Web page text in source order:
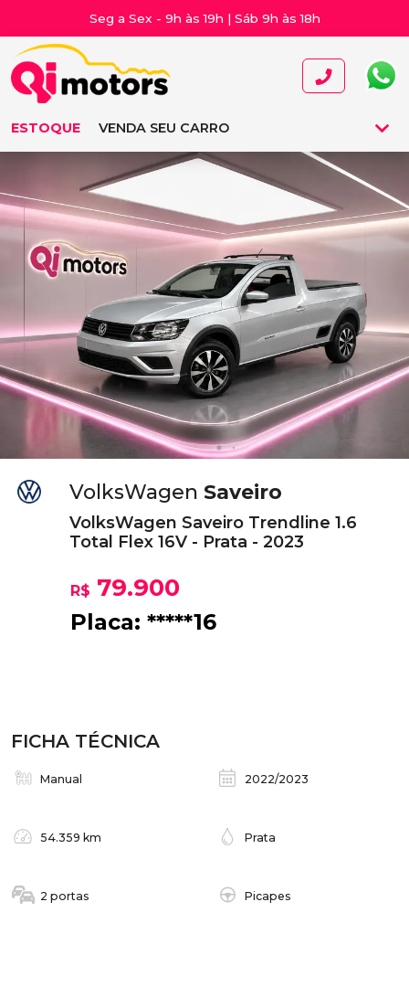
Seg a Sex - 9h às 19h | Sáb 9h às 18h
ESTOQUE VENDA SEU CARRO
VolksWagen Saveiro
VolksWagen Saveiro Trendline 1.6
Total Flex 16V - Prata - 2023
R$ 79.900
Placa: *****16
FICHA TÉCNICA
Manual 2022/2023
54.359 km Prata
2 portas Picapes